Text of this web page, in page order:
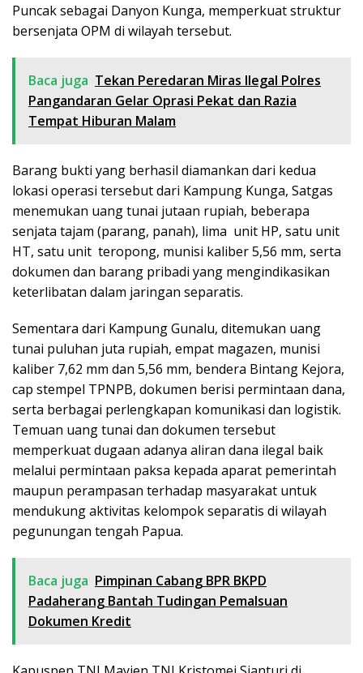
Puncak sebagai Danyon Kunga, memperkuat struktur
bersenjata OPM di wilayah tersebut.
Baca juga Tekan Peredaran Miras Ilegal Polres
Pangandaran Gelar Oprasi Pekat dan Razia
Tempat Hiburan Malam
Barang bukti yang berhasil diamankan dari kedua
lokasi operasi tersebut dari Kampung Kunga, Satgas
menemukan uang tunai jutaan rupiah, beberapa
senjata tajam (parang, panah), lima unit HP, satu unit
HT, satu unit teropong, munisi kaliber 5,56 mm, serta
dokumen dan barang pribadi yang mengindikasikan
keterlibatan dalam jaringan separatis.
Sementara dari Kampung Gunalu, ditemukan uang
tunai puluhan juta rupiah, empat magazen, munisi
kaliber 7,62 mm dan 5,56 mm, bendera Bintang Kejora,
cap stempel TPNPB, dokumen berisi permintaan dana,
serta berbagai perlengkapan komunikasi dan logistik.
Temuan uang tunai dan dokumen tersebut
memperkuat dugaan adanya aliran dana ilegal baik
melalui permintaan paksa kepada aparat pemerintah
maupun perampasan terhadap masyarakat untuk
mendukung aktivitas kelompok separatis di wilayah
pegunungan tengah Papua.
Baca juga Pimpinan Cabang BPR BKPD
Padaherang Bantah Tudingan Pemalsuan
Dokumen Kredit